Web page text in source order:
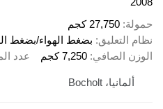
حمولة 27,750 كجم
نظام التعليق بضغط الهواء/بضغط
الوزن الصافي 7,250 كجم عدد
ألمانيا، Bocholt